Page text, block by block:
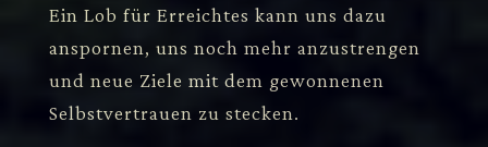
Ein Lob für Erreichtes kann uns dazu
anspornen, uns noch mehr anzustrengen
und neue Ziele mit dem gewonnenen
Selbstvertrauen zu stecken.